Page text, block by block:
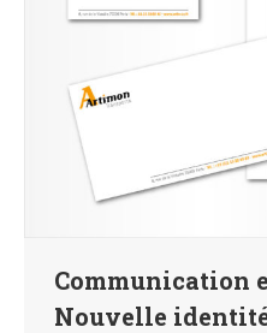
Communication
Nouvelle